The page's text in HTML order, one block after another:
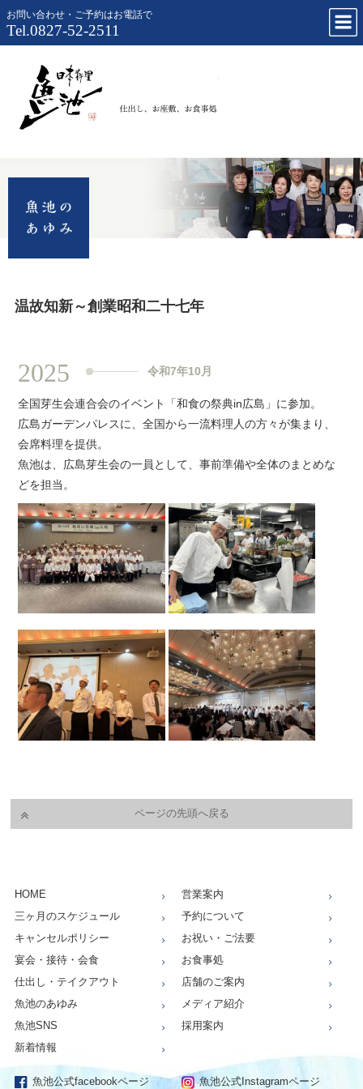
お問い合わせ・ご予約はお電話で
Tel.0827-52-2511
温故知新～創業昭和二十七年
2025 令和7年10月
全国芽生会連合会のイベント「和食の祭典in広島」に参加。
広島ガーデンパレスに、全国から一流料理人の方々が集まり、
会席料理を提供。
魚池は、広島芽生会の一員として、事前準備や全体のまとめな
どを担当。
ページの先頭へ戻る
HOME
営業案内
三ヶ月のスケジュール
予約について
キャンセルポリシー
お祝い・ご法要
宴会・接待・会食
お食事処
仕出し・テイクアウト
店舗のご案内
魚池のあゆみ
メディア紹介
魚池SNS
採用案内
新着情報
魚池公式facebookページ 魚池公式Instagramページ